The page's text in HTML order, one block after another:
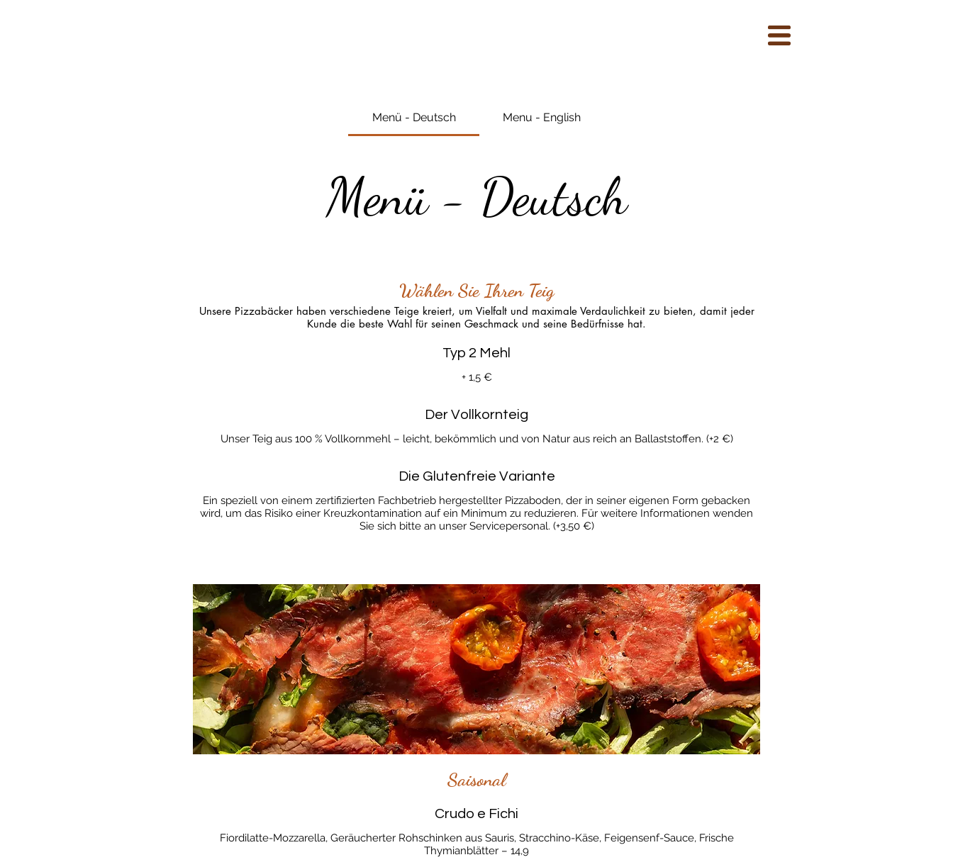
Menü - Deutsch Menu - English
Menü - Deutsch
Wählen Sie Ihren Teig
Unsere Pizzabäcker haben verschiedene Teige kreiert, um Vielfalt und maximale Verdaulichkeit zu bieten, damit jeder
Kunde die beste Wahl für seinen Geschmack und seine Bedürfnisse hat.
Typ 2 Mehl
+ 1,5 €
Der Vollkornteig
Unser Teig aus 100 % Vollkornmehl – leicht, bekömmlich und von Natur aus reich an Ballaststoffen. (+2 €)
Die Glutenfreie Variante
Ein speziell von einem zertifizierten Fachbetrieb hergestellter Pizzaboden, der in seiner eigenen Form gebacken
wird, um das Risiko einer Kreuzkontamination auf ein Minimum zu reduzieren. Für weitere Informationen wenden
Sie sich bitte an unser Servicepersonal. (+3,50 €)
Saisonal
Crudo e Fichi
Fiordilatte-Mozzarella, Geräucherter Rohschinken aus Sauris, Stracchino-Käse, Feigensenf-Sauce, Frische
Thymianblätter – 14,9